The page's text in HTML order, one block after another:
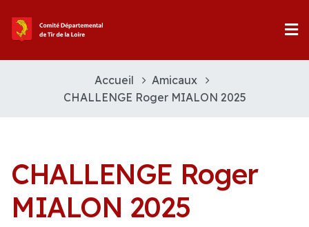
Accueil
Amicaux
CHALLENGE Roger MIALON 2025
CHALLENGE Roger
MIALON 2025